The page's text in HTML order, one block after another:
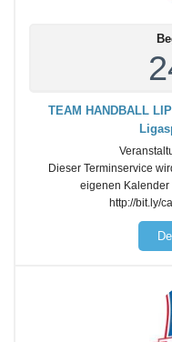
TEAM HANDBALL
Dieser Terminservice
eigenen Kalender
http://bit.ly/